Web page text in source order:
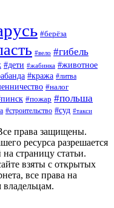
#берёза
#вело #гибель
#дети #жабинка #животное
#кража #литва
#налог
#пожар #польша
#строительство #суд #такси
права защищены.
ресурса разрешается
страницу статьи.
взяты с открытых
все права на